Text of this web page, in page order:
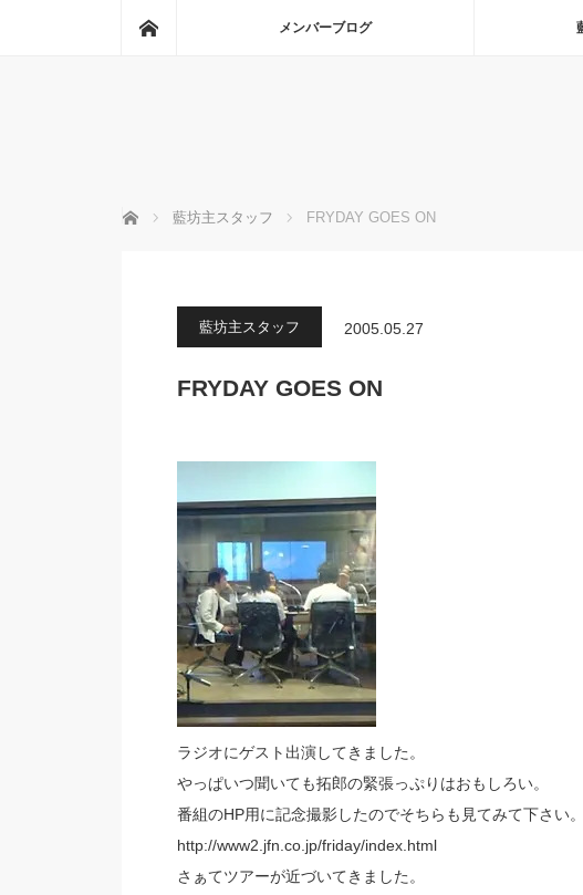
メンバーブログ
ホーム 藍坊主スタッフ FRYDAY GOES ON
藍坊主スタッフ 2005.05.27
FRYDAY GOES ON
ラジオにゲスト出演してきました。
やっぱいつ聞いても拓郎の緊張っぷりはおもしろい。
番組のHP用に記念撮影したのでそちらも見てみて下さい。
http://www2.jfn.co.jp/friday/index.html
さぁてツアーが近づいてきました。